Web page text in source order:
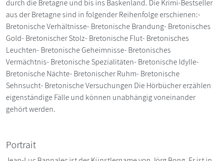
durch die Bretagne und bis ins Baskenland. Die Krimi-Bestseller
aus der Bretagne sind in folgender Reihenfolge erschienen:-
Bretonische Verhältnisse- Bretonische Brandung- Bretonisches
Gold- Bretonischer Stolz- Bretonische Flut- Bretonisches
Leuchten- Bretonische Geheimnisse- Bretonisches
Vermächtnis- Bretonische Spezialitäten- Bretonische Idylle-
Bretonische Nächte- Bretonischer Ruhm- Bretonische
Sehnsucht- Bretonische Versuchungen Die Hörbücher erzählen
eigenständige Fälle und können unabhängig voneinander
gehört werden.
Portrait